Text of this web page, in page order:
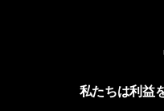
私たちは利益